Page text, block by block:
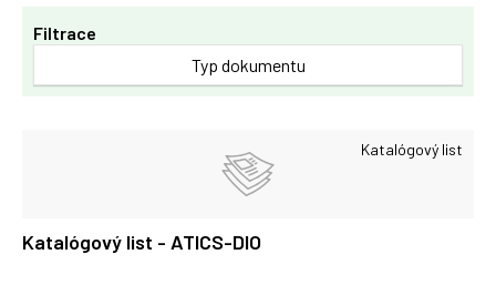
Filtrace
Typ dokumentu
Katalógový list
Katalógový list - ATICS-DIO